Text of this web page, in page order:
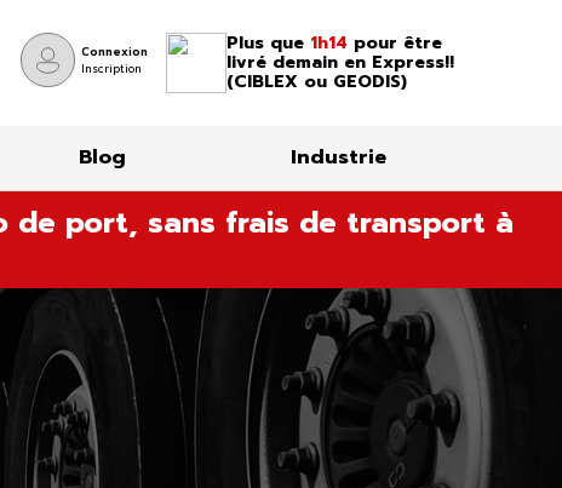
de port, sans frais de transport à
Connexion
Inscription
Plus que 1h14 pour être
livré demain en Express!!
(CIBLEX ou GEODIS)
Blog Industrie